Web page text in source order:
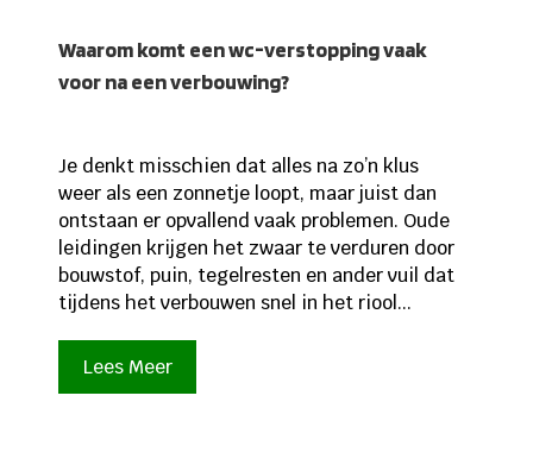
Waarom komt een wc-verstopping vaak
voor na een verbouwing?
Je denkt misschien dat alles na zo’n klus
weer als een zonnetje loopt, maar juist dan
ontstaan er opvallend vaak problemen. Oude
leidingen krijgen het zwaar te verduren door
bouwstof, puin, tegelresten en ander vuil dat
tijdens het verbouwen snel in het riool...
Lees Meer